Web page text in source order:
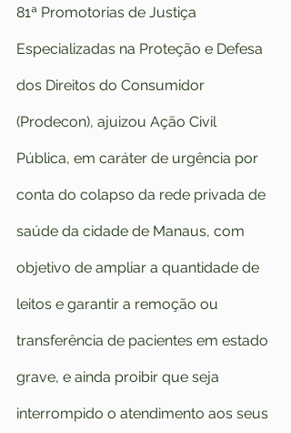
81ª Promotorias de Justiça
Especializadas na Proteção e Defesa
dos Direitos do Consumidor
(Prodecon), ajuizou Ação Civil
Pública, em caráter de urgência por
conta do colapso da rede privada de
saúde da cidade de Manaus, com
objetivo de ampliar a quantidade de
leitos e garantir a remoção ou
transferência de pacientes em estado
grave, e ainda proibir que seja
interrompido o atendimento aos seus